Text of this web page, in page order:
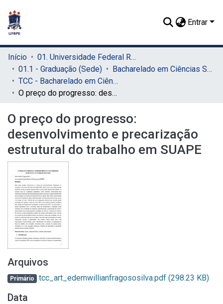
Entrar
Início
01. Universidade Federal Rural de Pernambuco - UFRPE (Sede)
01.1 - Graduação (Sede)
Bacharelado em Ciências Sociais (Sede)
TCC - Bacharelado em Ciências Sociais (Sede)
O preço do progresso: desenvolvimento e precarização estrutural do trabalho em SUAPE
O preço do progresso:
desenvolvimento e precarização
estrutural do trabalho em SUAPE
Arquivos
Primário tcc_art_edemwillianfragososilva.pdf (298.23 KB)
Data